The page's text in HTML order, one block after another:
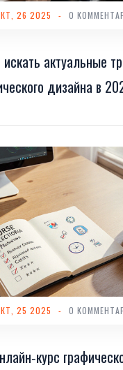
актуальные
дизайна в
26 2025 - 0
25 2025 - 0